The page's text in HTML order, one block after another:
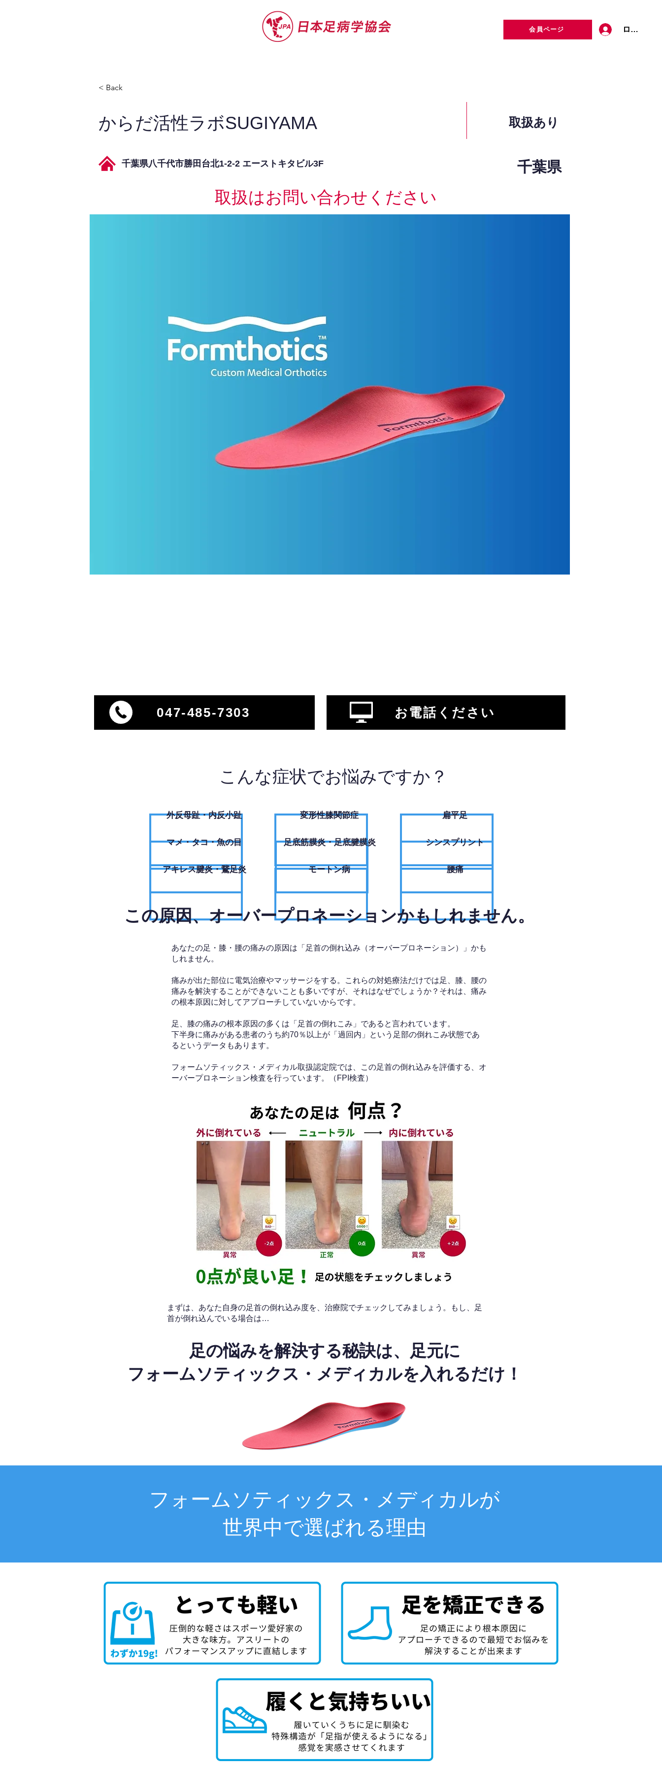
会員ページ ログイン
< Back
からだ活性ラボSUGIYAMA 取扱あり
千葉県八千代市勝田台北1-2-2 エーストキタビル3F 千葉県
取扱はお問い合わせください
047-485-7303 お電話ください
こんな症状でお悩みですか？
外反母趾・内反小趾
​マメ・タコ・魚の目
アキレス腱炎・鵞足炎
変形性膝関節症
足底筋膜炎・足底腱膜炎
モートン病
扁平足
シンスプリント
腰痛
​この原因、オーバープロネーションかもしれません。
あなたの足・膝・腰の痛みの原因は「足首の倒れ込み（オーバープロネーション）」かも
しれません。
痛みが出た部位に電気治療やマッサージをする。これらの対処療法だけでは足、膝、腰の
痛みを解決することができないことも多いですが、それはなぜでしょうか？それは、痛み
の根本原因に対してアプローチしていないからです。
足、膝の痛みの根本原因の多くは「足首の倒れこみ」であると言われています。
下半身に痛みがある患者のうち約70％以上が「過回内」という足部の倒れこみ状態であ
るというデータもあります。
フォームソティックス・メディカル取扱認定院では、この足首の倒れ込みを評価する、オ
ーバープロネーション検査を行っています。（FPI検査）​
​まずは、あなた自身の足首の倒れ込み度を、治療院でチェックしてみましょう。もし、足
首が倒れ込んでいる場合は…
足の悩みを解決する秘訣は、足元に
フォームソティックス・メディカルを入れるだけ！
フォームソティックス・メディカルが
世界中で選ばれる理由